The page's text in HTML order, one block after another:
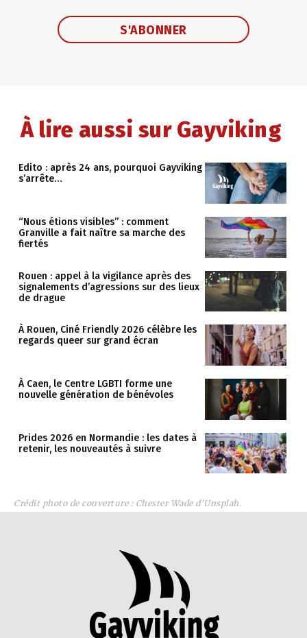
S'ABONNER
À lire aussi sur Gayviking
Edito : après 24 ans, pourquoi Gayviking
s’arrête…
“Nous étions visibles” : comment
Granville a fait naître sa marche des
fiertés
Rouen : appel à la vigilance après des
signalements d’agressions sur des lieux
de drague
À Rouen, Ciné Friendly 2026 célèbre les
regards queer sur grand écran
À Caen, le Centre LGBTI forme une
nouvelle génération de bénévoles
Prides 2026 en Normandie : les dates à
retenir, les nouveautés à suivre
Crédit photo de couverture : Chester Wade d'Unsplah.